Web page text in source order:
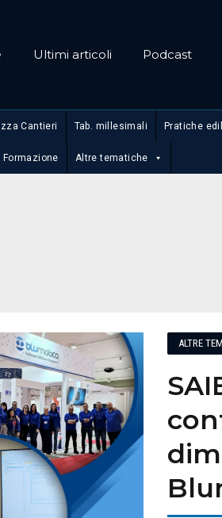
Ultimi articoli Podcast
Cantieri Tab. millesimali Pratiche
Formazione Altre tematiche
ALTRE